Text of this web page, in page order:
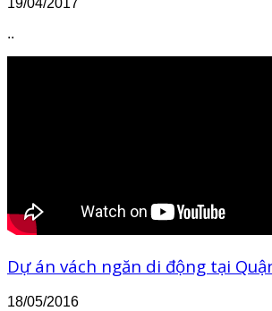
..
Dự án vách ngăn di động tại
18/05/2016